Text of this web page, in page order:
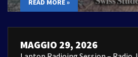
READ MORE »
MAGGIO 29, 2026